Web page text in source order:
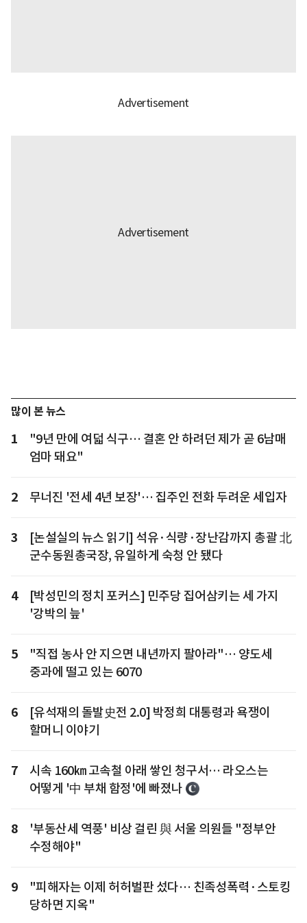
많이 본 뉴스
1
"9년 만에 여덟 식구… 결혼 안 하려던 제가 곧 6남매
엄마 돼요"
2 무너진 '전세 4년 보장'… 집주인 전화 두려운 세입자
3
[논설실의 뉴스 읽기] 석유·식량·장난감까지 총괄 北
군수동원총국장, 유일하게 숙청 안 됐다
4
[박성민의 정치 포커스] 민주당 집어삼키는 세 가지
'강박의 늪'
5
"직접 농사 안 지으면 내년까지 팔아라"… 양도세
중과에 떨고 있는 6070
6
[유석재의 돌발史전 2.0] 박정희 대통령과 욕쟁이
할머니 이야기
7
시속 160㎞ 고속철 아래 쌓인 청구서… 라오스는
어떻게 '中 부채 함정'에 빠졌나
8
'부동산세 역풍' 비상 걸린 與 서울 의원들 "정부안
수정해야"
9
"피해자는 이제 허허벌판 섰다… 친족성폭력·스토킹
당하면 지옥"